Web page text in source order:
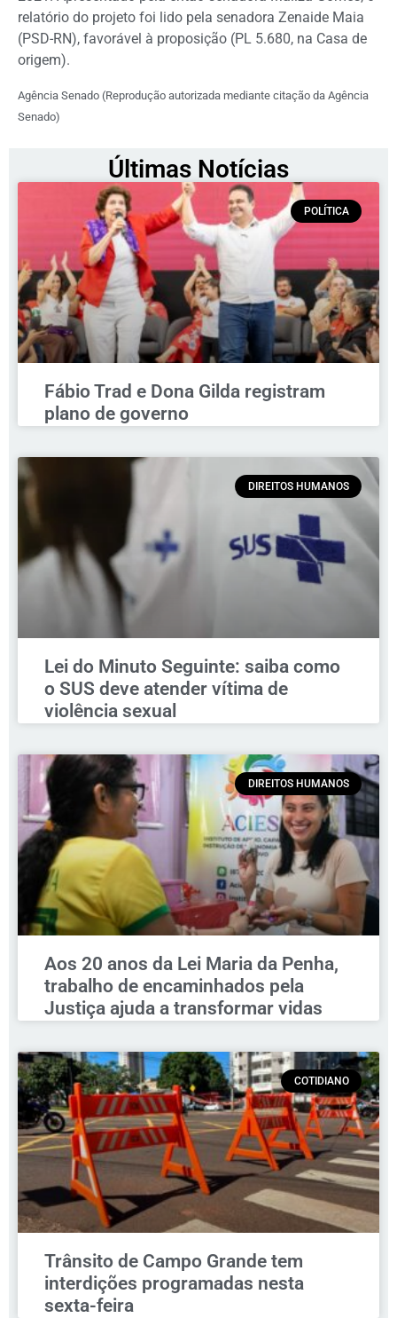
relatório do projeto foi lido pela senadora Zenaide Maia
(PSD-RN), favorável à proposição (PL 5.680, na Casa de
origem).
Agência Senado (Reprodução autorizada mediante citação da Agência
Senado)
Últimas Notícias
POLÍTICA
Fábio Trad e Dona Gilda registram
plano de governo
DIREITOS HUMANOS
Lei do Minuto Seguinte: saiba como
o SUS deve atender vítima de
violência sexual
DIREITOS HUMANOS
Aos 20 anos da Lei Maria da Penha,
trabalho de encaminhados pela
Justiça ajuda a transformar vidas
COTIDIANO
Trânsito de Campo Grande tem
interdições programadas nesta
sexta-feira